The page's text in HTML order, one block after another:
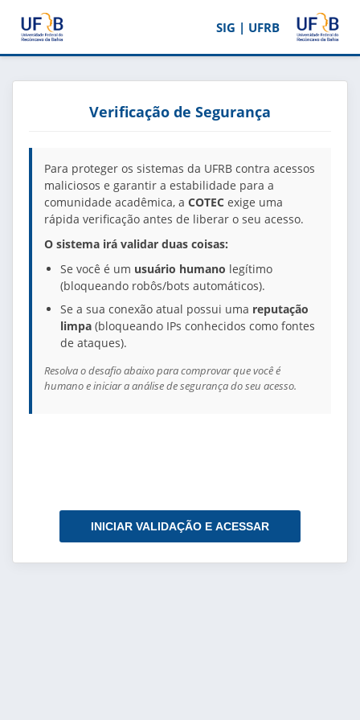
SIG | UFRB
Verificação de Segurança
Para proteger os sistemas da UFRB contra acessos
maliciosos e garantir a estabilidade para a
comunidade acadêmica, a COTEC exige uma
rápida verificação antes de liberar o seu acesso.
O sistema irá validar duas coisas:
Se você é um usuário humano legítimo
(bloqueando robôs/bots automáticos).
Se a sua conexão atual possui uma reputação
limpa (bloqueando IPs conhecidos como fontes
de ataques).
Resolva o desafio abaixo para comprovar que você é
humano e iniciar a análise de segurança do seu acesso.
INICIAR VALIDAÇÃO E ACESSAR